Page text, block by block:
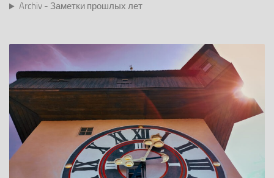
Archiv - Заметки прошлых лет